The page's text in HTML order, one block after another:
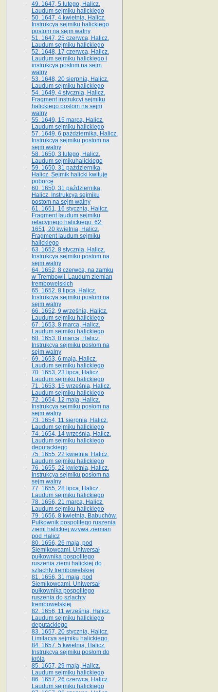
49. 1647, 5 lutego, Halicz.
Laudum sejmiku halickiego
50. 1647, 4 kwietnia, Halicz.
Instrukcya sejmiku halickiego
postom na sejm walny
51. 1647, 25 czerwca, Halicz.
Laudum sejmiku halickiego
52. 1648, 17 czerwca, Halicz.
Laudum sejmiku halickiego i
instrukcya postom na sejm
walny
53. 1648, 20 sierpnia, Halicz.
Laudum sejmiku halickiego
54. 1649, 4 stycznia, Halicz.
Fragment instrukcyi sejmiku
halickiego postom na sejm
walny
55. 1649, 15 marca, Halicz.
Laudum sejmiku halickiego
57. 1649, 6 października, Halicz.
Instrukcya sejmiku postom na
sejm walny
58. 1650, 3 lutego, Halicz.
Laudum sejmikuhalickiego
59. 1650, 31 października,
Halicz. Sejmik halicki kwituje
poborcę
60. 1650, 31 października,
Halicz. Instrukcya sejmiku
postom na sejm walny
61. 1651, 16 stycznia, Halicz.
Fragment laudum sejmiku
relacyjnego halickiego. 62.
1651, 20 kwietnia, Halicz.
Fragment laudum sejmiku
halickiego
63. 1652, 8 stycznia, Halicz.
Instrukcya sejmiku postom na
sejm walny
64. 1652, 8 czerwca, na zamku
w Trembowli. Laudum ziemian
trembowelskich
65. 1652, 8 lipca, Halicz.
Instrukcya sejmiku posłom na
sejm walny
66. 1652, 9 września, Halicz.
Laudum sejmiku halickiego
67. 1653, 8 marca, Halicz.
Laudum sejmiku halickiego
68. 1653, 8 marca, Halicz.
Instrukcya sejmiku posłom na
sejm walny
69. 1653, 6 maja, Halicz.
Laudum sejmiku halickiego
70. 1653, 23 lipca, Halicz.
Laudum sejmiku halickiego
71. 1653, 15 września, Halicz.
Laudum sejmiku halickiego
72. 1654, 12 maja, Halicz.
Instrukcya sejmiku posłom na
sejm walny
73. 1654, 11 sierpnia, Halicz.
Laudum sejmiku halickiego
74. 1654, 14 września, Halicz.
Laudum sejmiku halickiego
deputackiego
75. 1655, 22 kwietnia, Halicz.
Laudum sejmiku halickiego
76. 1655, 22 kwietnia, Halicz.
Instrukcya sejmiku posłom na
sejm walny
77. 1655, 28 lipca, Halicz.
Laudum sejmiku halickiego
78. 1656, 21 marca, Halicz.
Laudum sejmiku halickiego
79. 1656, 8 kwietnia, Babuchów.
Pułkownik pospolitego ruszenia
ziemi halickiej wzywa ziemian
pod Halicz
80. 1656, 26 maja, pod
Siemikowcami. Uniwersał
pułkownika pospolitego
ruszenia ziemi halickiej do
szlachty trembowelskiej
81. 1656, 31 maja, pod
Siemikowcami. Uniwersał
pułkownika pospolitego
ruszenia do szlachty
trembowelskiej
82. 1656, 11 września, Halicz.
Laudum sejmiku halickiego
deputackiego
83. 1657, 20 stycznia, Halicz.
Limitacya sejmiku halickiego.
84. 1657, 5 kwietnia, Halicz.
Instrukcya sejmiku posłom do
króla
85. 1657, 29 maja, Halicz.
Laudum sejmiku halickiego
86. 1657, 26 czerwca, Halicz.
Laudum sejmiku halickiego